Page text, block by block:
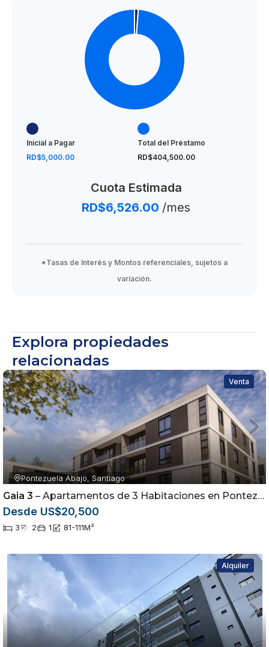
Inicial a Pagar
RD$5,000.00
Total del Préstamo
RD$404,500.00
Cuota Estimada
RD$6,526.00 /mes
*Tasas de Interés y Montos referenciales, sujetos a
variación.
Explora propiedades
relacionadas
Venta
Pontezuela Abajo, Santiago
Gaia 3 – Apartamentos de 3 Habitaciones en Pontezuela | Airbnb Friendly
Desde US$20,500
3 2 1 81-111M²
Alquiler